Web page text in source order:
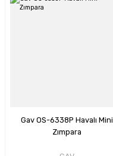
Gav OS-6338P Havalı Mini
Zımpara